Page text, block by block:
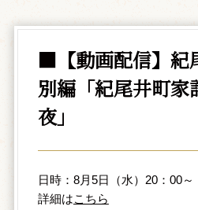
■【動画配信】紀
別編「紀尾井町家
夜」
日時：8月5日（水）20：00～
詳細はこちら